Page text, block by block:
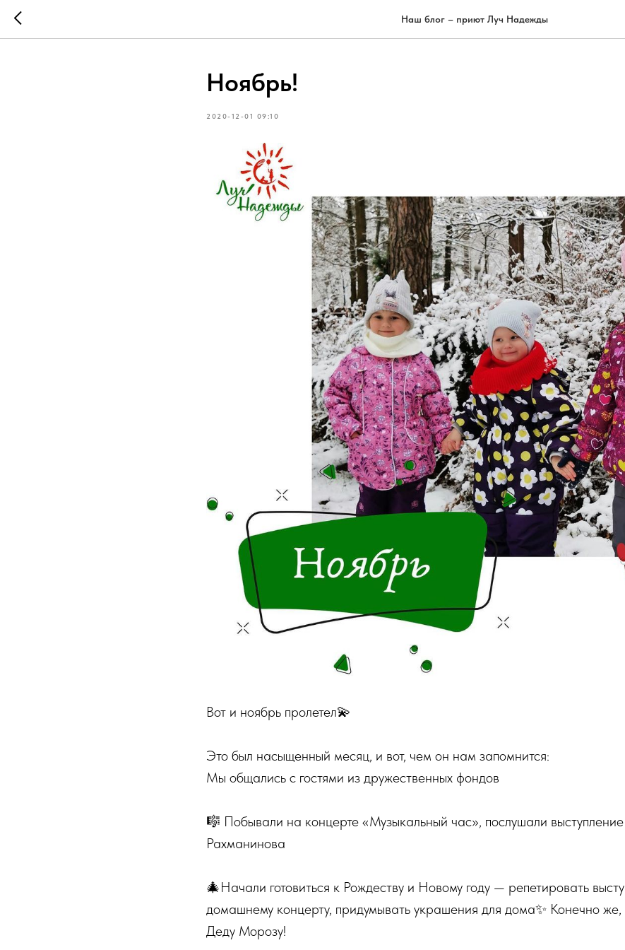
Наш блог – приют Луч Надежды
Ноябрь!
2020-12-01 09:10
Вот и ноябрь пролетел💫
Это был насыщенный месяц, и вот, чем он нам запомнится:
Мы общались с гостями из дружественных фондов
🎼 Побывали на концерте «Музыкальный час», послушали
Рахманинова
🎄Начали готовиться к Рождеству и Новому году — репетировать
домашнему концерту, придумывать украшения для дома✨ Конечно
Деду Морозу!